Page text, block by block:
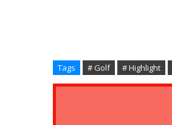
Tags # Golf # Highlight